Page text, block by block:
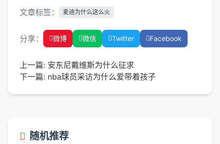
文章标签： 麦迪为什么这么火
分享： 微博 微信 Twitter Facebook
上一篇: 安东尼戴维斯为什么征求
下一篇: nba球员采访为什么爱带着孩子
随机推荐